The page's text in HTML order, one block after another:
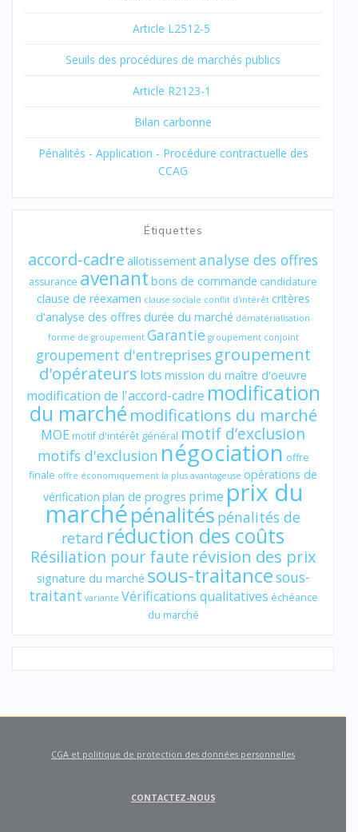
Article L2512-5
Seuils des procédures de marchés publics
Article R2123-1
Bilan carbonne
Pénalités - Application - Procédure contractuelle des
CCAG
Étiquettes
accord-cadre allotissementanalyse des offres
assurance avenant bons de commande candidature
clause de réexamen clause sociale conflit d'intérêt critères
d'analyse des offres durée du marché dématérialisation
forme de groupement Garantie groupement conjoint
groupement d'entreprises groupement
d'opérateurs lots mission du maître d'oeuvre
modification de l'accord-cadre modification
du marché modifications du marché
MOE motif d'intérêt général motif d’exclusion
motifs d'exclusion négociation offre
finale offre économiquement la plus avantageuse opérations de
vérification plan de progres prime prix du
marchépénalités pénalités de
retard réduction des coûts
Résiliation pour faute révision des prix
signature du marché sous-traitancesous-
traitant variante Vérifications qualitatives échéance
du marché
CGA et politique de protection des données personnelles
CONTACTEZ-NOUS